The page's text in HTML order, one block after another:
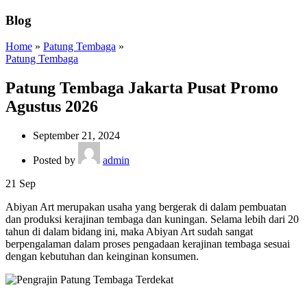
Blog
Home » Patung Tembaga »
Patung Tembaga
Patung Tembaga Jakarta Pusat Promo
Agustus 2026
September 21, 2024
Posted by
admin
21 Sep
Abiyan Art merupakan usaha yang bergerak di dalam pembuatan
dan produksi kerajinan tembaga dan kuningan. Selama lebih dari 20
tahun di dalam bidang ini, maka Abiyan Art sudah sangat
berpengalaman dalam proses pengadaan kerajinan tembaga sesuai
dengan kebutuhan dan keinginan konsumen.